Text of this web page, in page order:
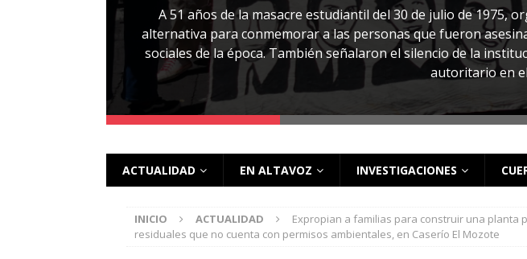
A 51 años de la masacre estudiantil del 30 de julio de 1975,
alternativa para conmemorar a las personas que fueron
sociales de la época. También señalaron el silencio de la
autoritario en
ACTUALIDAD EN ALTAVOZ INVESTIGACIONES
INICIO ACTUALIDAD
Expropian a familias para construir una planta
residuales que no cuenta con permisos ambientales, en Caserío El Mozote